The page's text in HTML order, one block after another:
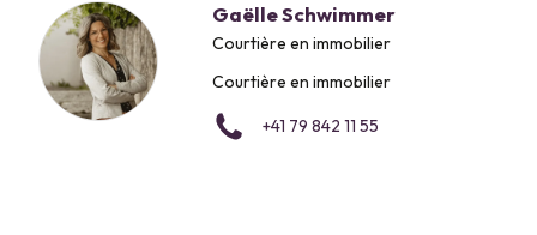
Gaëlle Schwimmer
Courtière en immobilier
Courtière en immobilier
+41 79 842 11 55